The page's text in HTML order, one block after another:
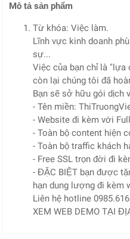
Mô tả sản phẩm
Từ khóa: Việc làm.
Lĩnh vực kinh doanh
sự...
Việc của bạn chỉ là "lựa
còn lại chúng tôi đã
Bạn sẽ sở hữu gói dịch
- Tên miền:
- Website đi kèm với
- Toàn bộ content hiện
- Toàn bộ traffic khách
- Free SSL trọn đời đi
- ĐẶC BIỆT bạn được
hạn dung lượng đi kèm
Liên hệ hotline
XEM WEB DEMO TẠI